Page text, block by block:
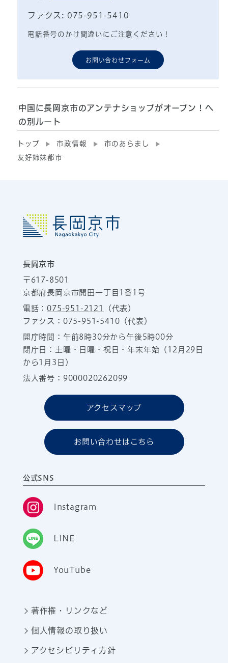
ファクス: 075-951-5410
電話番号のかけ間違いにご注意ください！
お問い合わせフォーム
中国に長岡京市のアンテナショップがオープン！へ
の別ルート
トップ 市政情報
市のあらまし
友好姉妹都市
長岡京市
〒617-8501
京都府長岡京市開田一丁目1番1号
電話：075-951-2121
（代表）
ファクス：075-951-5410（代表）
開庁時間：午前8時30分から午後5時00分
閉庁日：土曜・日曜・祝日・年末年始（12月29日
から1月3日）
法人番号：9000020262099
アクセスマップ
お問い合わせはこちら
公式SNS
Instagram
LINE
YouTube
著作権・リンクなど
個人情報の取り扱い
アクセシビリティ方針